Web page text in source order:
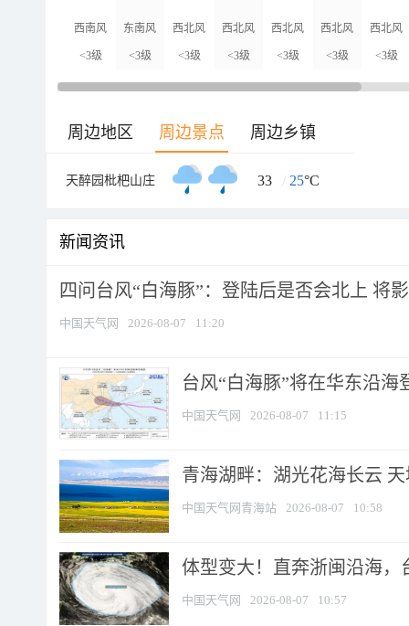
西南风
<3级
东南风
<3级
西北风
<3级
西北风
<3级
西北风
<3级
西北风
<3级
西北风
<3级
周边地区 周边景点 周边乡镇
天醉园枇杷山庄 33 / 25°C
新闻资讯
四问台风“白海豚”：登陆后是否会北上 将
中国天气网 2026-08-07 11:20
台风“白海豚”将在华东沿
中国天气网 2026-08-07 11:15
青海湖畔：湖光花海长云
中国天气网青海站 2026-08-07 10:58
体型变大！直奔浙闽沿海，
中国天气网 2026-08-07 10:57